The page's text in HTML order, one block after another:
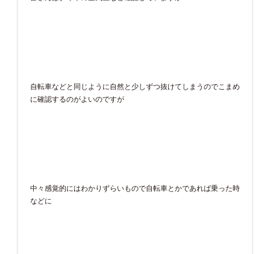
自転車などと同じように自然と少しずつ抜けてしまうのでこまめ
に確認するのがよいのですが
中々感覚的にはわかりずらいもので自転車とかであれば乗った時
などに